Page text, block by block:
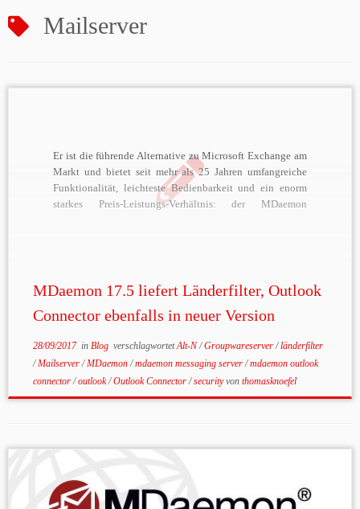
Mailserver
Er ist die führende Alternative zu Microsoft Exchange am
Markt und bietet seit mehr als 25 Jahren umfangreiche
Funktionalität, leichteste Bedienbarkeit und ein enorm
starkes Preis-Leistungs-Verhältnis: der MDaemon
MDaemon 17.5 liefert Länderfilter, Outlook
Connector ebenfalls in neuer Version
28/09/2017in Blog verschlagwortetAlt-N/Groupwareserver/länderfilter
/Mailserver/MDaemon/mdaemon messaging server/mdaemon outlook
connector/outlook/Outlook Connector/securityvon thomasknoefel